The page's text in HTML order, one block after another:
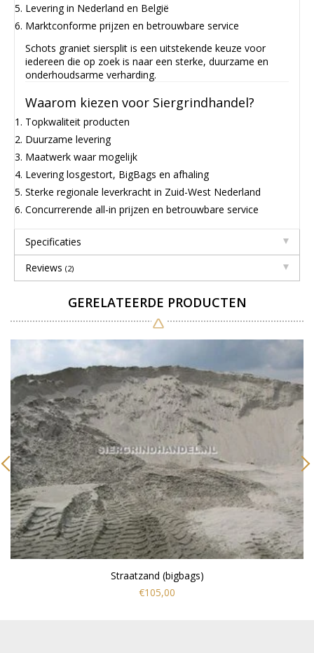
Levering in Nederland en België
Marktconforme prijzen en betrouwbare service
Schots graniet siersplit is een uitstekende keuze voor
iedereen die op zoek is naar een sterke, duurzame en
onderhoudsarme verharding.
Waarom kiezen voor Siergrindhandel?
Topkwaliteit producten
Duurzame levering
Maatwerk waar mogelijk
Levering losgestort, BigBags en afhaling
Sterke regionale leverkracht in Zuid-West Nederland
Concurrerende all-in prijzen en betrouwbare service
Specificaties
Reviews (2)
GERELATEERDE PRODUCTEN
Straatzand (bigbags)
€105,00